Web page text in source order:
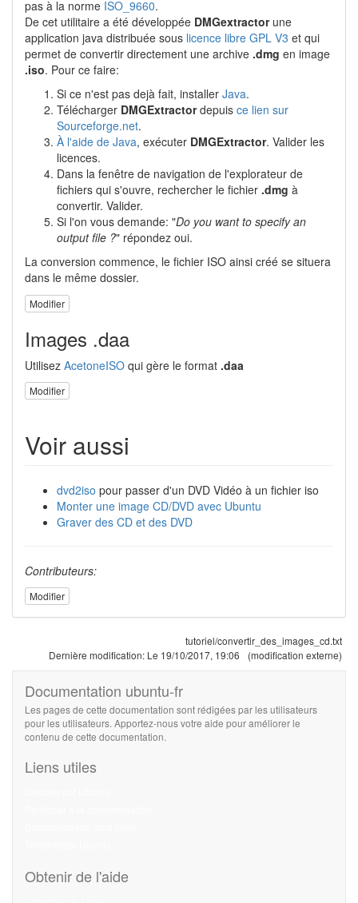
pas à la norme ISO_9660.
De cet utilitaire a été développée DMGextractorune
application java distribuée sous licence libre GPL V3 et qui
permet de convertir directement une archive .dmg en image
.iso. Pour ce faire:
Si ce n'est pas dejà fait, installer Java.
Télécharger DMGExtractordepuis ce lien sur
Sourceforge.net.
À l'aide de Java, exécuter DMGExtractor. Valider les
licences.
Dans la fenêtre de navigation de l'explorateur de
fichiers qui s'ouvre, rechercher le fichier .dmg à
convertir. Valider.
Si l'on vous demande: "Do you want to specify an
output file ?" répondez oui.
La conversion commence, le fichier ISO ainsi créé se situera
dans le même dossier.
Modifier
Images .daa
Utilisez AcetoneISO qui gère le format .daa
Modifier
Voir aussi
dvd2iso pour passer d'un DVD Vidéo à un fichier iso
Monter une image CD/DVD avec Ubuntu
Graver des CD et des DVD
Contributeurs:
Modifier
tutoriel/convertir_des_images_cd.txt
Dernière modification: Le 19/10/2017, 19:06 (modification externe)
Documentation ubuntu-fr
Les pages de cette documentation sont rédigées par les utilisateurs
pour les utilisateurs. Apportez-nous votre aide pour améliorer le
contenu de cette documentation.
Liens utiles
Obtenir de l'aide